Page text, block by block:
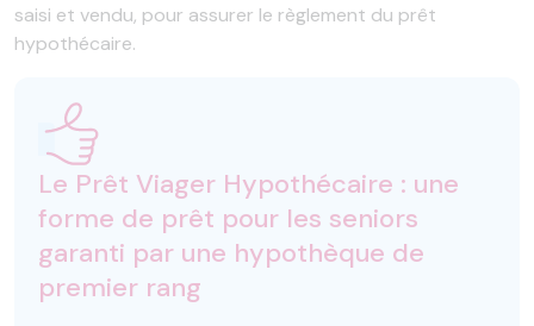
saisi et vendu, pour assurer le règlement du prêt
hypothécaire.
Le Prêt Viager Hypothécaire : une
forme de prêt pour les seniors
garanti par une hypothèque de
premier rang